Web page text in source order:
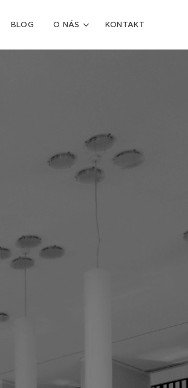
BLOG O NÁS KONTAKT